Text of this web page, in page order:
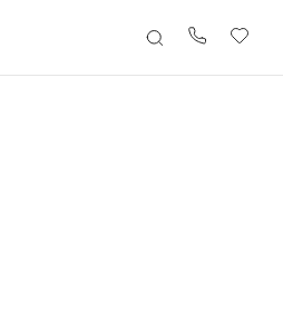
ПоискСвязаться